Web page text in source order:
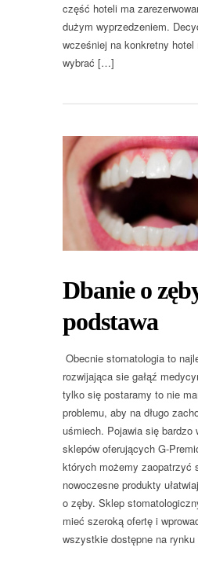
część hoteli ma
dużym wyprzedzeniem.
wcześniej na konkretny hotel
wybrać […]
Dbanie o
podstawa
Obecnie stomatologia to
rozwijająca sie gałąź
tylko się postaramy to nie
problemu, aby na długo
uśmiech. Pojawia się bardzo
sklepów oferujących G-
których możemy zaopatrzyć
nowoczesne produkty
o zęby. Sklep
mieć szeroką ofertę i
wszystkie dostępne na